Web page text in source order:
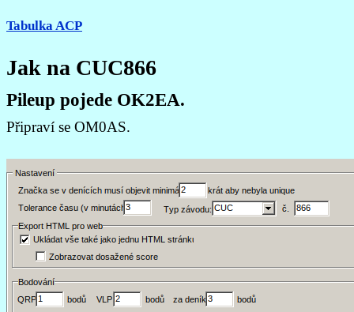
Tabulka ACP
Jak na CUC866
Pileup pojede OK2EA.
Připraví se OM0AS.